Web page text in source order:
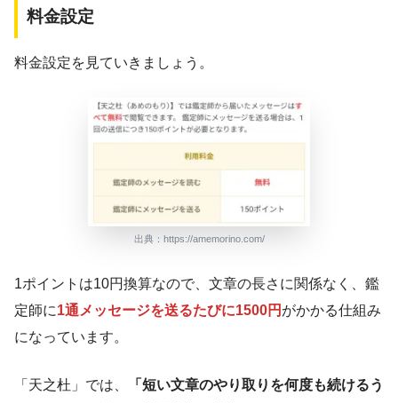
料金設定
料金設定を見ていきましょう。
出典：https://amemorino.com/
1ポイントは10円換算なので、文章の長さに関係なく、鑑
定師に1通メッセージを送るたびに1500円 がかかる仕組み
になっています。
「天之杜」では、
「短い文章のやり取りを何度も続けるう